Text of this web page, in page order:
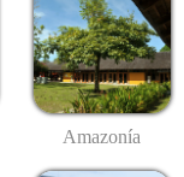
Amazonía